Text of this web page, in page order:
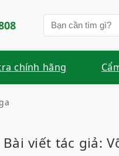
chính hãng
Bài viết tác giả: